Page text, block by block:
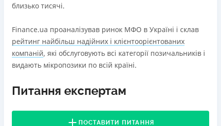
близько тисячі.
Finance.ua проаналізував ринок МФО в Україні і склав
рейтинг найбільш надійних і клієнтоорієнтованих
компаній, які обслуговують всі категорії позичальників і
видають мікропозики по всій країні.
Питання експертам
ПОСТАВИТИ ПИТАННЯ